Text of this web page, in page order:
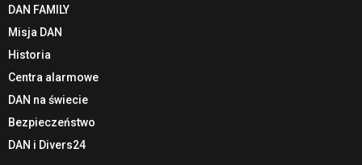
DAN FAMILY
Misja DAN
Historia
Centra alarmowe
DAN na świecie
Bezpieczeństwo
DAN i Divers24